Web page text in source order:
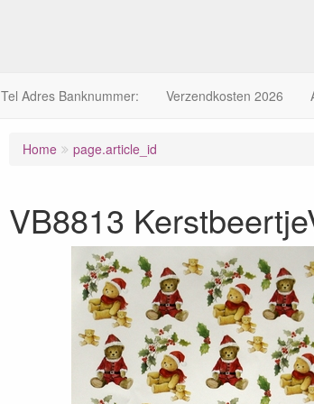
Tel Adres Banknummer: Verzendkosten 2026
Home page.article_id
VB8813